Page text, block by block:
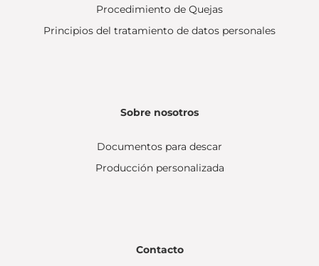
Procedimiento de Quejas
Principios del tratamiento de datos personales
Sobre nosotros
Documentos para descar
Producción personalizada
Contacto